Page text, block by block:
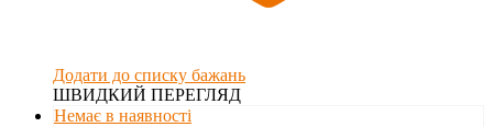
Додати до списку бажань
ШВИДКИЙ ПЕРЕГЛЯД
Немає в наявності